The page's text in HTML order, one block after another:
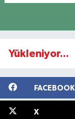
Yükleniyor...
FACEBOOK
X